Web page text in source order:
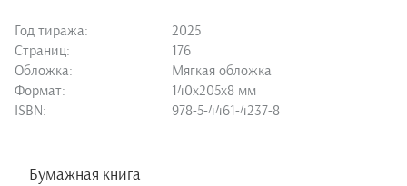
Год тиража:
2025
Страниц:
176
Обложка:
Мягкая обложка
Формат:
140х205х8 мм
ISBN:
978-5-4461-4237-8
Бумажная книга